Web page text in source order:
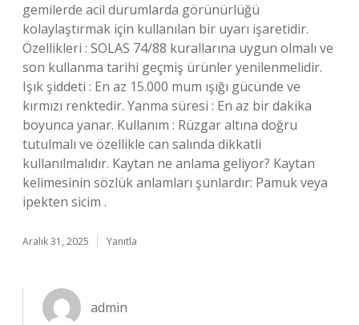
gemilerde acil durumlarda görünürlüğü
kolaylaştırmak için kullanılan bir uyarı işaretidir.
Özellikleri : SOLAS 74/88 kurallarına uygun olmalı ve
son kullanma tarihi geçmiş ürünler yenilenmelidir.
Işık şiddeti : En az 15.000 mum ışığı gücünde ve
kırmızı renktedir. Yanma süresi : En az bir dakika
boyunca yanar. Kullanım : Rüzgar altına doğru
tutulmalı ve özellikle can salında dikkatli
kullanılmalıdır. Kaytan ne anlama geliyor? Kaytan
kelimesinin sözlük anlamları şunlardır: Pamuk veya
ipekten sicim .
Aralık 31, 2025 Yanıtla
admin